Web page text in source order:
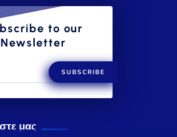
to our
Newsletter
SUBSCRIBE
μας